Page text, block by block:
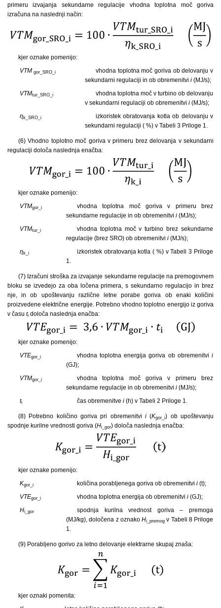
primeru izvajanja sekundarne regulacije vhodna toplotna moč goriva
izračuna na naslednji način:
kjer oznake pomenijo:
VTMgor_SRO_i
vhodna toplotna moč goriva ob delovanju v
sekundarni regulaciji in ob obremenitvi i (MJ/s);
VTMtur_SRO_i
vhodna toplotna moč v turbino ob delovanju
v sekundarni regulaciji ob obremenitvi i (MJ/s);
ɳ k_SRO_i
izkoristek obratovanja kotla ob delovanju v
sekundarni regulaciji ( %) v Tabeli 3 Priloge 1.
(6) Vhodno toplotno moč goriva v primeru brez delovanja v sekundarni
regulaciji določa naslednja enačba:
kjer oznake pomenijo:
VTMgor_i
vhodna toplotna moč goriva v primeru brez
sekundarne regulacije in ob obremenitvi i (MJ/s);
VTMtur_i
vhodna toplotna moč v turbino brez sekundarne
regulacije (brez SRO) ob obremenitvi i (MJ/s);
ɳ k_i
izkoristek obratovanja kotla ( %) v Tabeli 3 Priloge
1.
(7) Izračuni stroška za izvajanje sekundarne regulacije na premogovnem
bloku se izvedejo za oba ločena primera, s sekundarno regulacijo in brez
nje, in ob upoštevanju različne letne porabe goriva ob enaki količini
proizvedene električne energije. Potrebno vhodno toplotno energijo iz goriva
v času ti določa naslednja enačba:
kjer oznake pomenijo:
VTEgor_i vhodna toplotna energija goriva ob obremenitvi i
(GJ);
VTMgor_i
vhodna toplotna moč goriva v primeru brez
sekundarne regulacije in ob obremenitvi i (MJ/s);
ti čas obremenitve i(h) v Tabeli 2 Priloge 1.
(8) Potrebno količino goriva pri obremenitvi i (Kgor_i) ob upoštevanju
spodnje kurilne vrednosti goriva (Hi_gor) določa naslednja enačba:
kjer oznake pomenijo:
Kgor_i količina porabljenega goriva ob obremenitvi i(t);
VTEgor_i vhodna toplotna energija ob obremenitvi i(GJ);
Hi_gor
spodnja kurilna vrednost goriva – premoga
(MJ/kg), določena z oznako Hi_premog v Tabeli 8 Priloge
1.
(9) Porabljeno gorivo za letno delovanje elektrarne skupaj znaša:
kjer oznaki pomenita: